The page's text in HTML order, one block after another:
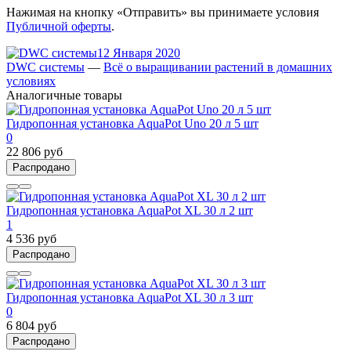
Нажимая на кнопку «Отправить» вы принимаете условия
Публичной оферты.
12 Января 2020
DWC системы — Всё о выращивании растений в домашних
условиях
Аналогичные товары
Гидропонная установка AquaPot Uno 20 л 5 шт
0
22 806 руб
Распродано
Гидропонная установка AquaPot XL 30 л 2 шт
1
4 536 руб
Распродано
Гидропонная установка AquaPot XL 30 л 3 шт
0
6 804 руб
Распродано